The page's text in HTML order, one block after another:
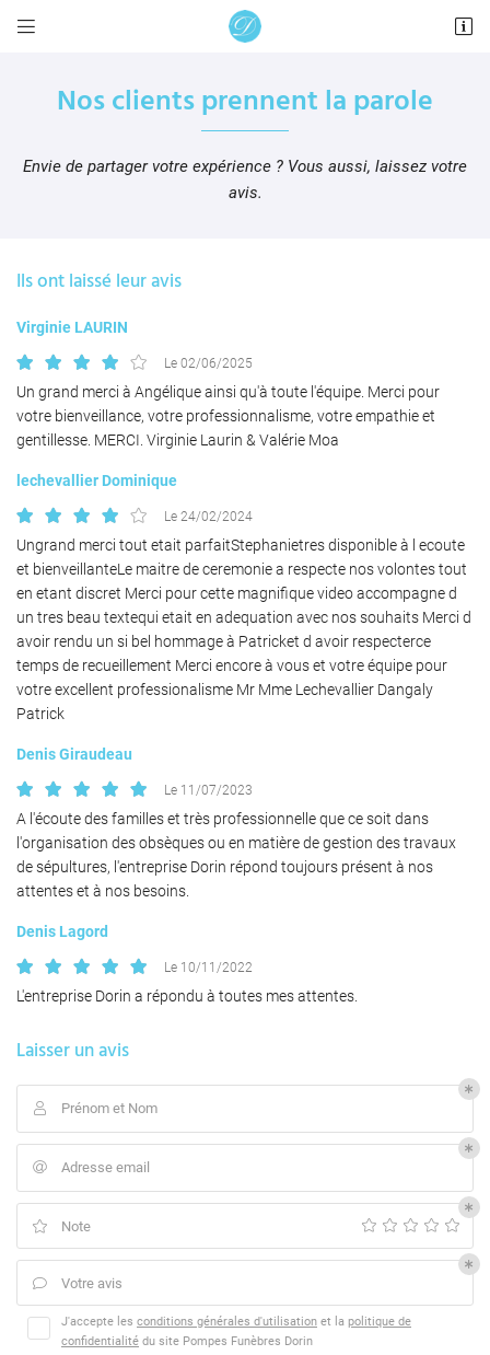

funèbres – Marbrerie
Nos produits
Avis

INSCRIPTION
8 petite rue de Rochefort - BP 60012
05 46 09 96 50
 Adresse email de réception
l'adresse email indiqué ci-dessus. Vous pouvez vous désinscrire à tout moment en
utilisantle formulaire de désinscription .
Nos clients prennent la parole
Envie de partager votre expérience ? Vous aussi, laissez votre
avis.
Ils ont laissé leur avis
Virginie LAURIN
Le 02/06/2025
Un grand merci à Angélique ainsi qu'à toute l'équipe. Merci pour
votre bienveillance, votre professionnalisme, votre empathie et
gentillesse. MERCI. Virginie Laurin & Valérie Moa
lechevallier Dominique
Le 24/02/2024
Ungrand merci tout etait parfaitStephanietres disponible à l ecoute
et bienveillanteLe maitre de ceremonie a respecte nos volontes tout
en etant discret Merci pour cette magnifique video accompagne d
un tres beau textequi etait en adequation avec nos souhaits Merci d
avoir rendu un si bel hommage à Patricket d avoir respecterce
temps de recueillement Merci encore à vous et votre équipe pour
votre excellent professionalisme Mr Mme Lechevallier Dangaly
Patrick
Denis Giraudeau
Le 11/07/2023
A l'écoute des familles et très professionnelle que ce soit dans
l'organisation des obsèques ou en matière de gestion des travaux
de sépultures, l'entreprise Dorin répond toujours présent à nos
attentes et à nos besoins.
Denis Lagord
Le 10/11/2022
L'entreprise Dorin a répondu à toutes mes attentes.
Laisser un avis
 Prénom et Nom
 Adresse email
 Note
 Votre avis
J'accepte les conditions générales d'utilisation et la politique de
confidentialité du site Pompes Funèbres Dorin